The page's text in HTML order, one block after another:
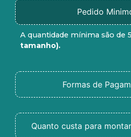
Pedido
A quantidade mínima são de
tamanho).
Formas de
Quanto custa para